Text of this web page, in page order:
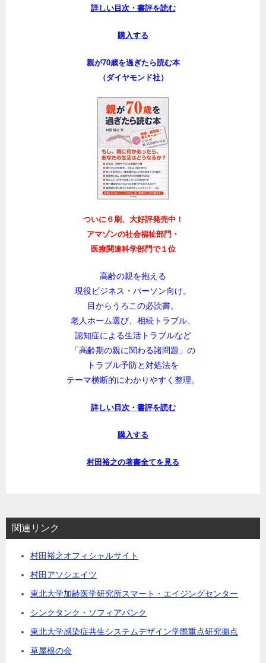
詳しい目次・書評を読む
購入する
親が70歳を過ぎたら読む本
（ダイヤモンド社）
ついに６刷、大好評発売中！
アマゾンの社会福祉部門・
医療関連科学部門で１位
高齢の親を抱える
現役ビジネス・パーソン向け。
目からうろこの必読書。
老人ホーム選び、相続トラブル、
認知症による生活トラブルなど
「高齢期の親に関わる諸問題」の
トラブル予防と対処法を
テーマ横断的にわかりやすく整理。
詳しい目次・書評を読む
購入する
村田裕之の著書全てを見る
関連リンク
村田裕之オフィシャルサイト
村田アソシエイツ
東北大学加齢医学研究所スマート・エイジングセンター
シンクタンク・ソフィアバンク
東北大学感染症共生システムデザイン学際重点研究拠点
草屋根の会